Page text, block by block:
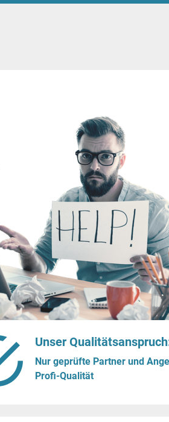
Unser
Nur geprüfte Partner und
Profi-Qualität